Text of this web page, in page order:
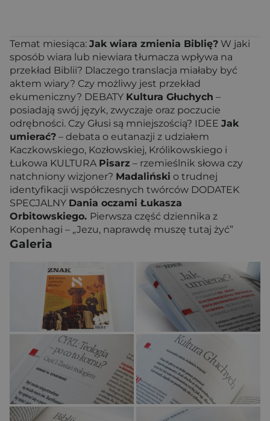
Temat miesiąca: Jak wiara zmienia Biblię? W jaki
sposób wiara lub niewiara tłumacza wpływa na
przekład Biblii? Dlaczego translacja miałaby być
aktem wiary? Czy możliwy jest przekład
ekumeniczny? DEBATY Kultura Głuchych –
posiadają swój język, zwyczaje oraz poczucie
odrębności. Czy Głusi są mniejszością? IDEE Jak
umierać? – debata o eutanazji z udziałem
Kaczkowskiego, Kozłowskiej, Królikowskiego i
Łukowa KULTURA Pisarz – rzemieślnik słowa czy
natchniony wizjoner? Madaliński o trudnej
identyfikacji współczesnych twórców DODATEK
SPECJALNY Dania oczami Łukasza
Orbitowskiego. Pierwsza część dziennika z
Kopenhagi – „Jezu, naprawdę muszę tutaj żyć”
Galeria